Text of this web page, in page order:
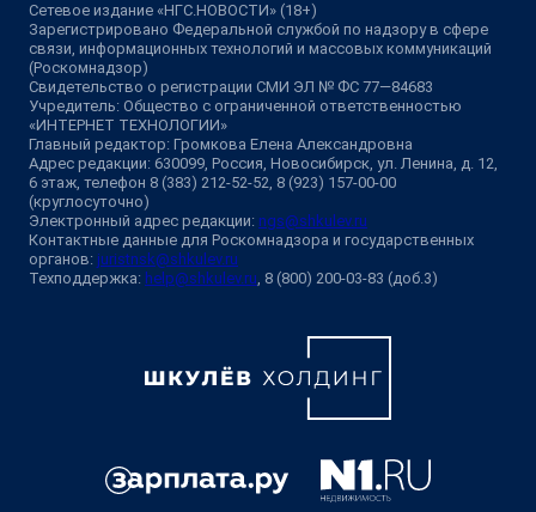
Сетевое издание «НГС.НОВОСТИ» (18+)
Зарегистрировано Федеральной службой по надзору в сфере
связи, информационных технологий и массовых коммуникаций
(Роскомнадзор)
Свидетельство о регистрации СМИ ЭЛ № ФС 77—84683
Учредитель: Общество с ограниченной ответственностью
«ИНТЕРНЕТ ТЕХНОЛОГИИ»
Главный редактор: Громкова Елена Александровна
Адрес редакции: 630099, Россия, Новосибирск, ул. Ленина, д. 12,
6 этаж, телефон 8 (383) 212-52-52, 8 (923) 157-00-00
(круглосуточно)
Электронный адрес редакции: ngs@shkulev.ru
Контактные данные для Роскомнадзора и государственных
органов: juristnsk@shkulev.ru
Техподдержка: help@shkulev.ru, 8 (800) 200-03-83 (доб.3)